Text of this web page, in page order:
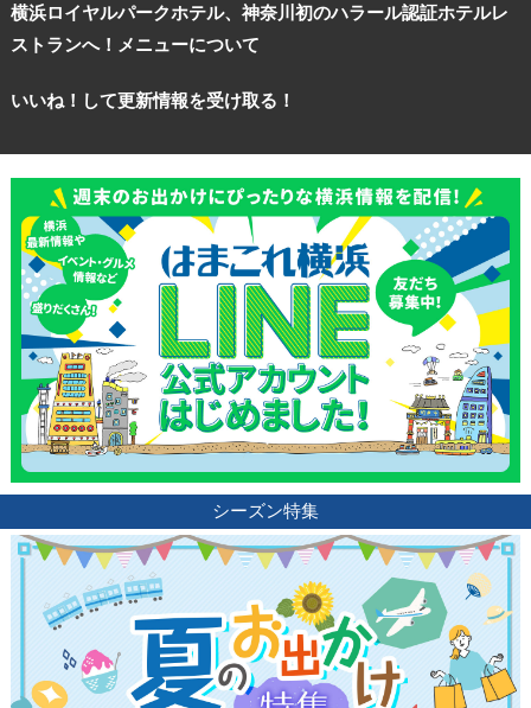
横浜ロイヤルパークホテル、神奈川初のハラール認証ホテルレ
ストランへ！メニューについて
いいね！して更新情報を受け取る！
シーズン特集